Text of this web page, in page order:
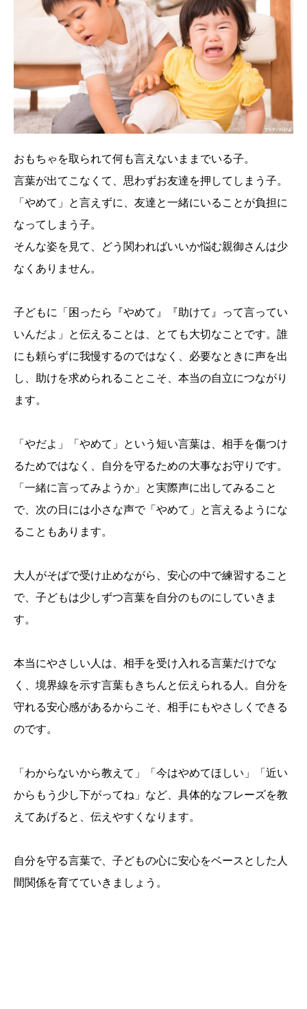
おもちゃを取られて何も言えないままでいる子。
言葉が出てこなくて、思わずお友達を押してしまう子。
「やめて」と言えずに、友達と一緒にいることが負担に
なってしまう子。
そんな姿を見て、どう関わればいいか悩む親御さんは少
なくありません。
子どもに「困ったら『やめて』『助けて』って言ってい
いんだよ」と伝えることは、とても大切なことです。誰
にも頼らずに我慢するのではなく、必要なときに声を出
し、助けを求められることこそ、本当の自立につながり
ます。
「やだよ」「やめて」という短い言葉は、相手を傷つけ
るためではなく、自分を守るための大事なお守りです。
「一緒に言ってみようか」と実際声に出してみること
で、次の日には小さな声で「やめて」と言えるようにな
ることもあります。
大人がそばで受け止めながら、安心の中で練習すること
で、子どもは少しずつ言葉を自分のものにしていきま
す。
本当にやさしい人は、相手を受け入れる言葉だけでな
く、境界線を示す言葉もきちんと伝えられる人。自分を
守れる安心感があるからこそ、相手にもやさしくできる
のです。
「わからないから教えて」「今はやめてほしい」「近い
からもう少し下がってね」など、具体的なフレーズを教
えてあげると、伝えやすくなります。
自分を守る言葉で、子どもの心に安心をベースとした人
間関係を育てていきましょう。